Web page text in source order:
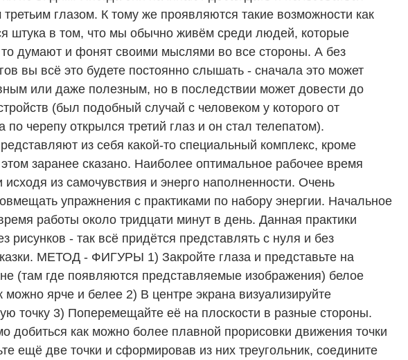
глазом. К тому же проявляются такие возможности как
штука в том, что мы обычно живём среди людей, которые
то думают и фонят своими мыслями во все стороны. А без
вы всё это будете постоянно слышать - сначала это может
или даже полезным, но в последствии может довести до
(был подобный случай с человеком у которого от
по черепу открылся третий глаз и он стал телепатом).
из себя какой-то специальный комплекс, кроме
заранее сказано. Наиболее оптимальное рабочее время
исходя из самочувствия и энерго наполненности. Очень
упражнения с практиками по набору энергии. Начальное
работы около тридцати минут в день. Данная практики
рисунков - так всё придётся представлять с нуля и без
МЕТОД - ФИГУРЫ 1) Закройте глаза и представьте на
(там где появляются представляемые изображения) белое
можно ярче и белее 2) В центре экрана визуализируйте
точку 3) Поперемещайте её на плоскости в разные стороны.
добиться как можно более плавной прорисовки движения точки
ещё две точки и сформировав из них треугольник, соедините